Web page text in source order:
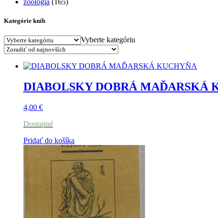
Kategórie kníh
Vyberte kategóriu
DIABOLSKY DOBRÁ MAĎARSKÁ
4,00 €
Dostupné
Pridať do košíka